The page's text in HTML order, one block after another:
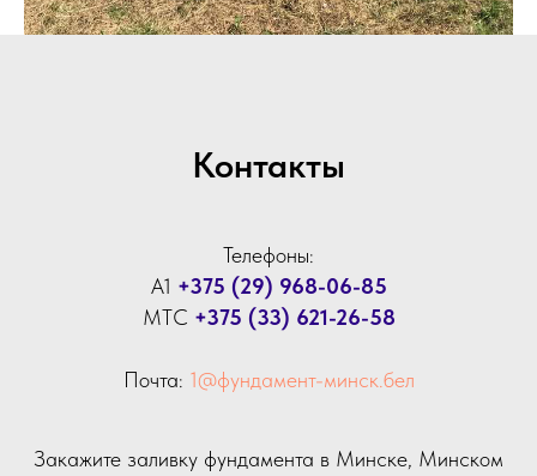
Контакты
Телефоны:
А1 +375 (29) 968-06-85
МТС +375 (33) 621-26-58
Почта: 1@фундамент-минск.бел
Закажите заливку фундамента в Минске, Минском